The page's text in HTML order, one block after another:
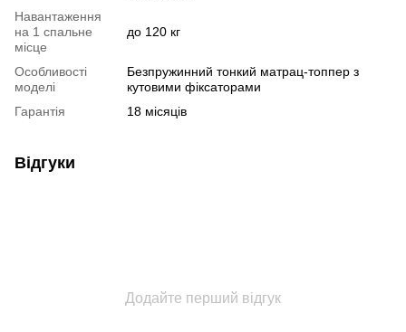
Навантаження
на 1 спальне
місце
до 120 кг
Особливості
моделі
Безпружинний тонкий матрац-топпер з
кутовими фіксаторами
Гарантія
18 місяців
Відгуки
Додайте перший відгук